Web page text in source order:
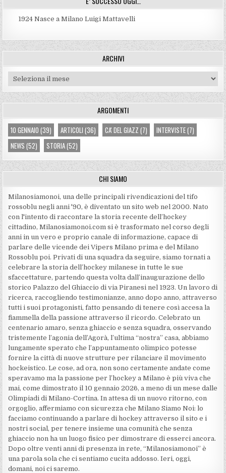
1924 Nasce a Milano Luigi Mattavelli
ARCHIVI
Archivi
ARGOMENTI
10 GENNAIO (39) ARTICOLI (36) CA' DEL GIAZZ (7) INTERVISTE(7)
NEWS (52) STORIA(52)
CHI SIAMO
Milanosiamonoi, una delle principali rivendicazioni del tifo
rossoblu negli anni '90, è diventato un sito web nel 2000. Nato
con l'intento di raccontare la storia recente dell’hockey
cittadino, Milanosiamonoi.com si è trasformato nel corso degli
anni in un vero e proprio canale di informazione, capace di
parlare delle vicende dei Vipers Milano prima e del Milano
Rossoblu poi. Privati di una squadra da seguire, siamo tornati a
celebrare la storia dell’hockey milanese in tutte le sue
sfaccettature, partendo questa volta dall’inaugurazione dello
storico Palazzo del Ghiaccio di via Piranesi nel 1923. Un lavoro di
ricerca, raccogliendo testimonianze, anno dopo anno, attraverso
tutti i suoi protagonisti, fatto pensando di tenere così accesa la
fiammella della passione attraverso il ricordo. Celebrato un
centenario amaro, senza ghiaccio e senza squadra, osservando
tristemente l’agonia dell’Agorà, l’ultima “nostra” casa, abbiamo
lungamente sperato che l’appuntamento olimpico potesse
fornire la città di nuove strutture per rilanciare il movimento
hockeistico. Le cose, ad ora, non sono certamente andate come
speravamo ma la passione per l’hockey a Milano è più viva che
mai, come dimostrato il 10 gennaio 2026, a meno di un mese dalle
Olimpiadi di Milano-Cortina. In attesa di un nuovo ritorno, con
orgoglio, affermiamo con sicurezza che Milano Siamo Noi: lo
facciamo continuando a parlare di hockey attraverso il sito e i
nostri social, per tenere insieme una comunità che senza
ghiaccio non ha un luogo fisico per dimostrare di esserci ancora.
Dopo oltre venti anni di presenza in rete, “Milanosiamonoi” è
una parola sola che ci sentiamo cucita addosso. Ieri, oggi,
domani, noi ci saremo.